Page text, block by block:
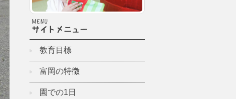
教育目標
富岡の特徴
園での1日